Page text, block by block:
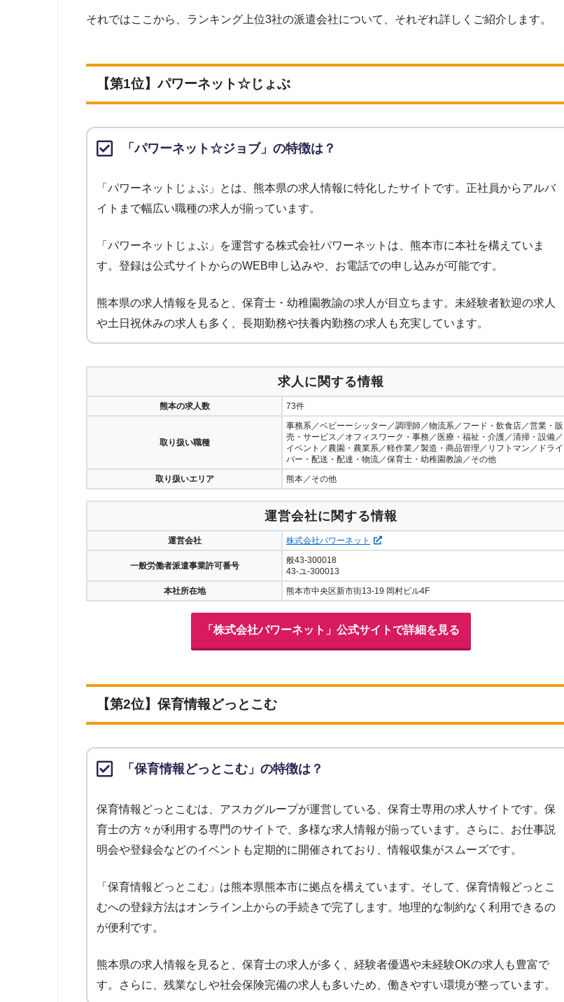
9 保育のとびら 1件
株式会社アドバンスフロー
にGoogleで「熊本 派遣会社」という検索キーワードで検索して掲載されていた派遣会社を対象として調査を実施。※ただし、エリア対象外ま
たは求人数が0件の場合は、ランキング対象外としています。
2023年1月調査
それではここから、ランキング上位3社の派遣会社について、それぞれ詳しくご紹介します。
【第1位】パワーネット☆じょぶ
「パワーネット☆ジョブ」の特徴は？
「パワーネットじょぶ」とは、熊本県の求人情報に特化したサイトです。正社員からアルバ
イトまで幅広い職種の求人が揃っています。
「パワーネットじょぶ」を運営する株式会社パワーネットは、熊本市に本社を構えていま
す。登録は公式サイトからのWEB申し込みや、お電話での申し込みが可能です。
熊本県の求人情報を見ると、保育士・幼稚園教諭の求人が目立ちます。未経験者歓迎の求人
や土日祝休みの求人も多く、長期勤務や扶養内勤務の求人も充実しています。
求人に関する情報
熊本の求人数 73件
取り扱い職種
事務系／ベビーーシッター／調理師／物流系／フード・飲食店／営業・販
売・サービス／オフィスワーク・事務／医療・福祉・介護／清掃・設備／
イベント／農園・農業系／軽作業／製造・商品管理／リフトマン／ドライ
バー・配送・配達・物流／保育士・幼稚園教諭／その他
取り扱いエリア
熊本／その他
運営会社に関する情報
運営会社 株式会社パワーネット
一般労働者派遣事業許可番号
般43-300018
43-ユ-300013
本社所在地
熊本市中央区新市街13-19 岡村ビル4F
「株式会社パワーネット」公式サイトで詳細を見る
【第2位】保育情報どっとこむ
「保育情報どっとこむ」の特徴は？
保育情報どっとこむは、アスカグループが運営している、保育士専用の求人サイトです。保
育士の方々が利用する専門のサイトで、多様な求人情報が揃っています。さらに、お仕事説
明会や登録会などのイベントも定期的に開催されており、情報収集がスムーズです。
「保育情報どっとこむ」は熊本県熊本市に拠点を構えています。そして、保育情報どっとこ
むへの登録方法はオンライン上からの手続きで完了します。地理的な制約なく利用できるの
が便利です。
熊本県の求人情報を見ると、保育士の求人が多く、経験者優遇や未経験OKの求人も豊富で
す。さらに、残業なしや社会保険完備の求人も多いため、働きやすい環境が整っています。